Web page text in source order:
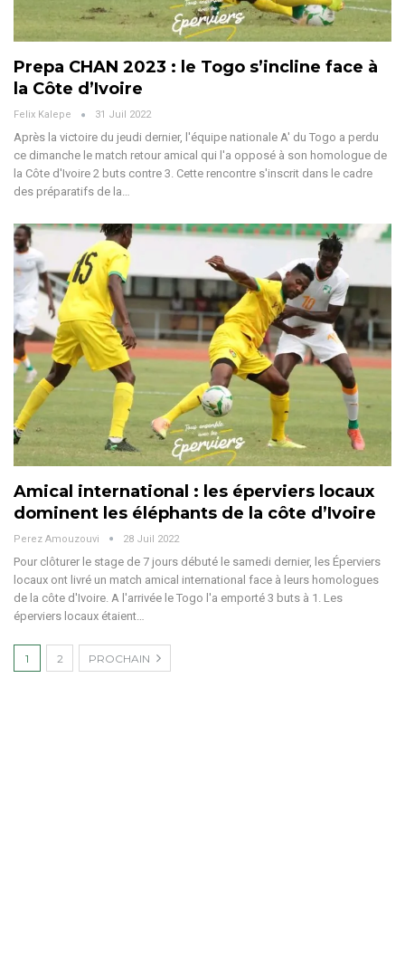
Prepa CHAN 2023 : le Togo s’incline face à
la Côte d’Ivoire
Felix Kalepe 31 Juil 2022
Après la victoire du jeudi dernier, l'équipe nationale A' du Togo a perdu
ce dimanche le match retour amical qui l'a opposé à son homologue de
la Côte d'Ivoire 2 buts contre 3. Cette rencontre s'inscrit dans le cadre
des préparatifs de la…
Amical international : les éperviers locaux
dominent les éléphants de la côte d’Ivoire
Perez Amouzouvi 28 Juil 2022
Pour clôturer le stage de 7 jours débuté le samedi dernier, les Éperviers
locaux ont livré un match amical international face à leurs homologues
de la côte d'Ivoire. A l'arrivée le Togo l'a emporté 3 buts à 1. Les
éperviers locaux étaient…
1 2 PROCHAIN